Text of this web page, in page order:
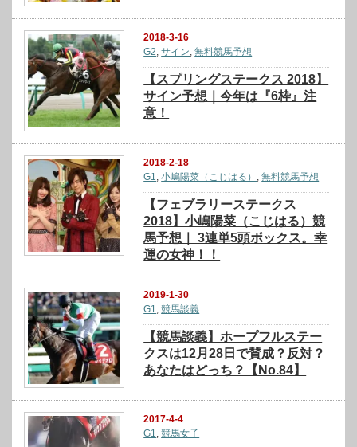
2018-3-16
G2,サイン,無料競馬予想
【スプリングステークス 2018】
サイン予想｜今年は『6枠』注
意！
2018-2-18
G1
,小嶋陽菜（こじはる） ,無料競馬予想
【フェブラリーステークス
2018】小嶋陽菜（こじはる）競
馬予想｜ 3連単5頭ボックス。幸
運の女神！！
2019-1-30
G1
,競馬談義
【競馬談義】ホープフルステー
クスは12月28日で賛成？反対？
あなたはどっち？【No.84】
2017-4-4
G1,競馬女子